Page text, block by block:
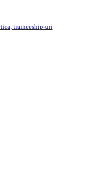
traineeship-uri